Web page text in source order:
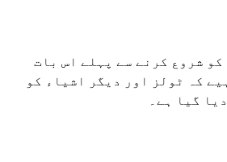
شروع کرنے سے پہلے اس بات
کہ ٹولز اور دیگر اشیاء کو
گیا ہے۔